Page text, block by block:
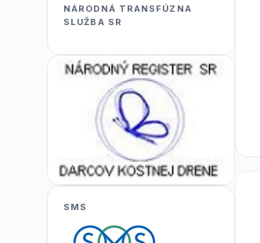
NÁRODNÁ TRANSFÚZNA
SLUŽBA SR
SMS